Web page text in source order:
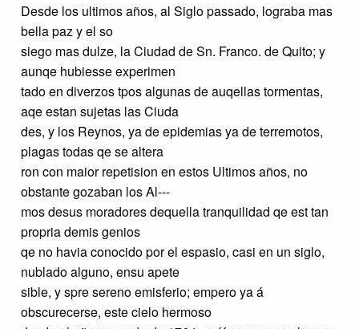
Desde los ultimos años, al Siglo passado, lograba mas
bella paz y el so
siego mas dulze, la Ciudad de Sn. Franco. de Quito; y
aunqe hubiesse experimen
tado en diverzos tpos algunas de auqellas tormentas,
aqe estan sujetas las Ciuda
des, y los Reynos, ya de epidemias ya de terremotos,
plagas todas qe se altera
ron con maior repetision en estos Ultimos años, no
obstante gozaban los Al---
mos desus moradores dequella tranquilidad qe est tan
propria demis genios
qe no havia conocido por el espasio, casi en un siglo,
nublado alguno, ensu apete
sible, y spre sereno emisferio; empero ya á
obscurecerse, este cielo hermoso